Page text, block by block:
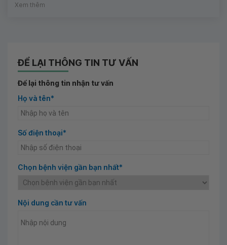
Xem thêm
ĐỂ LẠI THÔNG TIN TƯ VẤN
Để lại thông tin nhận tư vấn
Họ và tên*
Số điện thoại*
Chọn bệnh viện gần bạn nhất*
Nội dung cần tư vấn